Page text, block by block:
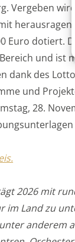
Vergeben
Euro dotiert.
und ist
dank des
und
28.
2026 mit
im Land zu
anderem